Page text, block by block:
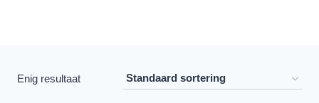
Enig resultaat